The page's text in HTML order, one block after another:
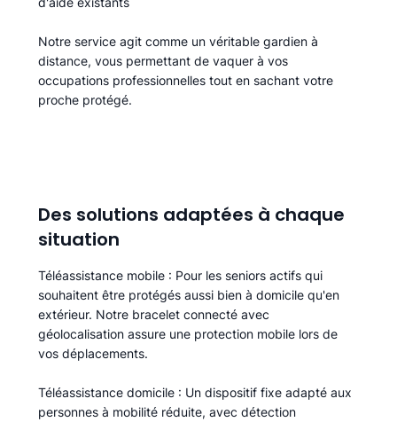
Notre service agit comme un véritable gardien à
distance, vous permettant de vaquer à vos
occupations professionnelles tout en sachant votre
proche protégé.
Des solutions adaptées à chaque
situation
Téléassistance mobile : Pour les seniors actifs qui
souhaitent être protégés aussi bien à domicile qu'en
extérieur. Notre bracelet connecté avec
géolocalisation assure une protection mobile lors de
vos déplacements.
Téléassistance domicile : Un dispositif fixe adapté aux
personnes à mobilité réduite, avec détection